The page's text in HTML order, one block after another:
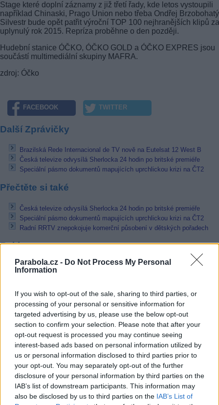
Parabola.cz - Do Not Process My Personal
Information
If you wish to opt-out of the sale, sharing to third parties, or
processing of your personal or sensitive information for
targeted advertising by us, please use the below opt-out
section to confirm your selection. Please note that after your
opt-out request is processed you may continue seeing
interest-based ads based on personal information utilized by
us or personal information disclosed to third parties prior to
your opt-out. You may separately opt-out of the further
disclosure of your personal information by third parties on the
IAB’s list of downstream participants. This information may
also be disclosed by us to third parties on the IAB’s List of
Stage které doplní záznamy z již třetí řady, kde letos vystoupili
například Chinaski, Prago Union nebo třeba Ondřej
Silvestr bude opět patřit výroční TOP 100 nejhranějších klipů za
uplynulý rok 2015. Repríza proběhne o den později.
Hudební stanice ÓČKO, ÓČKO GOLD a ÓČKO EXPRES jsou
součástí multimediální skupiny MAFRA.
zdroj: Óčko
FACEBOOK TWITTER
Další Zprávičky
Brazilská Rede Internacional de TV nově na Eutelsat 12 West B
Česká televize odvysílá Sherlocka 24 hodin po britské premiéře
Speciální pásmo dokumentů mapujících uprchlickou krizi na ČT2
Přečtěte si také
Česká televize odvysílá Sherlocka 24 hodin po britské premiéře
Speciální pásmo dokumentů mapujících uprchlickou krizi na ČT2
Radní RRTV znepokojuje komerční působení v dětských pořadech
Reklama
Pracovní nabídky
48.400 Kč • příspěvek na ubytování (Jihlava, okres Jihlava)
07.08.2026 - Bosch Powertrain s.r.o. Jihlava • obsluha CNC strojů •
48.400 Kč • náborový bonus 50.000 Kč • příspěvek na ubytování
okres Jihlava)
07.08.2026 -Specialista pro elektronická zařízení údržby (m/ž) (tř.
Klementa 869, Mladá Boleslav II)
06.08.2026 -Bosch Powertrain s.r.o. Jihlava • CNC operátor• mzda
Kč • náborový bonus 50.000 Kč • příspěvek na ubytování (Jihlava,
Jihlava)
06.08.2026 - Bosch Powertrain s.r.o. • montážní dělník • mzda 44.700
týdenní zálohy na mzdu 2.000 Kč (Jihlava, okres Jihlava)
... další nabídky zaměstnání